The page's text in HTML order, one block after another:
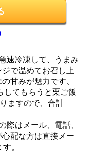
速冷凍して、うまみ
で温めてお召し上
甘みが魅力です、
してもらうと栗ご飯
ますので、合計
際はメール、電話、
配な方は直接メー
。